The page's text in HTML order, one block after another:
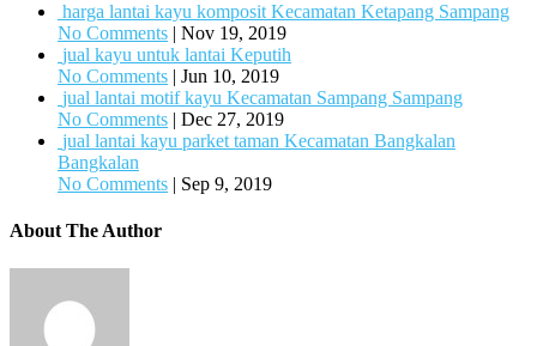
harga lantai kayu komposit Kecamatan Ketapang Sampang
No Comments | Nov 19, 2019
jual kayu untuk lantai Keputih
No Comments | Jun 10, 2019
jual lantai motif kayu Kecamatan Sampang Sampang
No Comments | Dec 27, 2019
jual lantai kayu parket taman Kecamatan Bangkalan
Bangkalan
No Comments | Sep 9, 2019
About The Author